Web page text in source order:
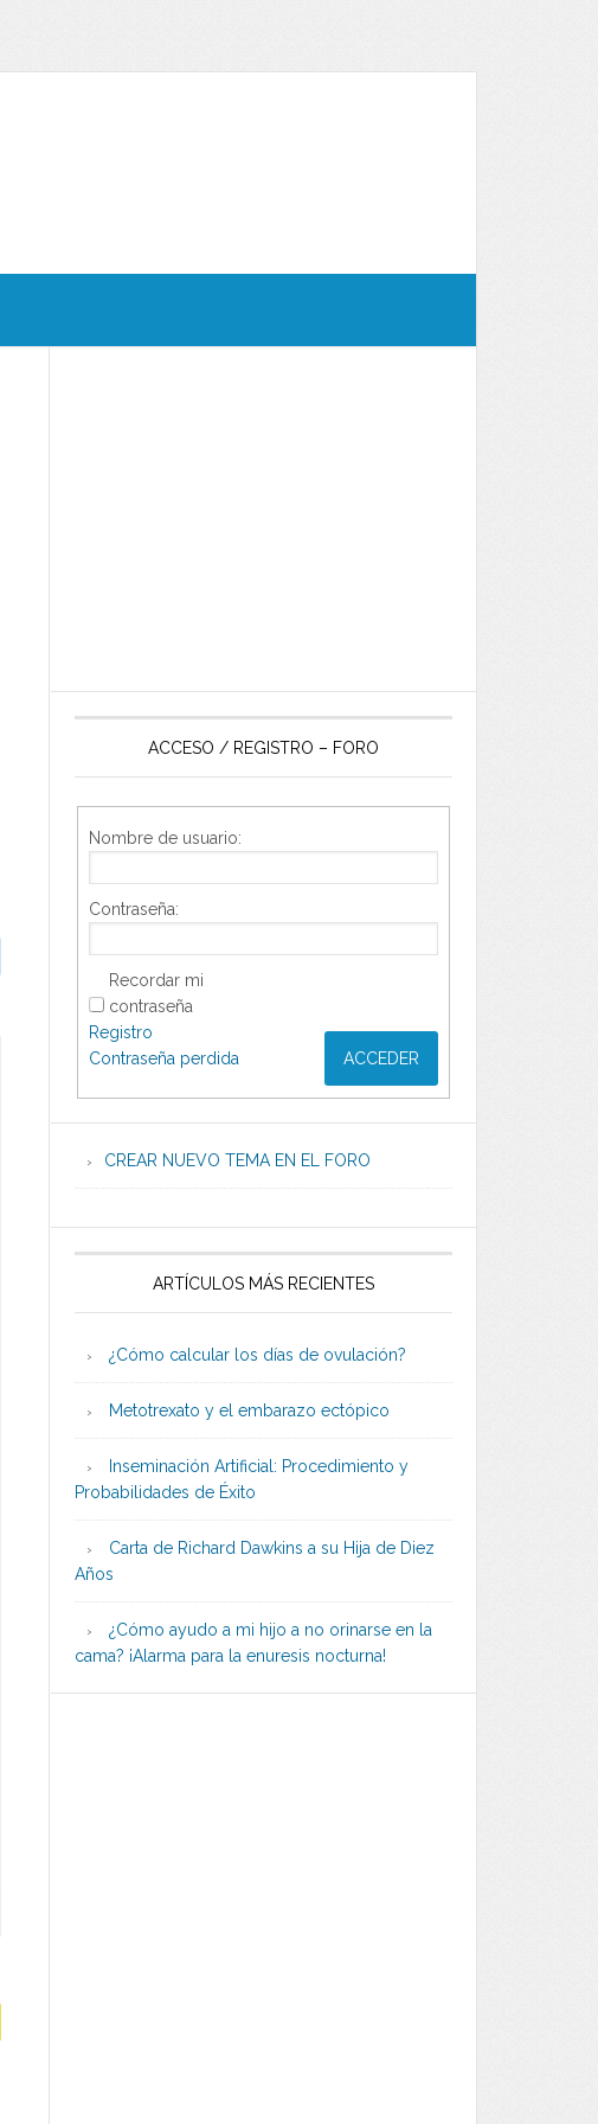
ACCESO / REGISTRO – FORO
Nombre de usuario:
Contraseña:
Recordar mi
contraseña
ACCEDER
Registro
Contraseña perdida
CREAR NUEVO TEMA EN EL FORO
ARTÍCULOS MÁS RECIENTES
¿Cómo calcular los días de ovulación?
Metotrexato y el embarazo ectópico
Inseminación Artificial: Procedimiento y
Probabilidades de Éxito
Carta de Richard Dawkins a su Hija de Diez
Años
¿Cómo ayudo a mi hijo a no orinarse en la
cama? ¡Alarma para la enuresis nocturna!